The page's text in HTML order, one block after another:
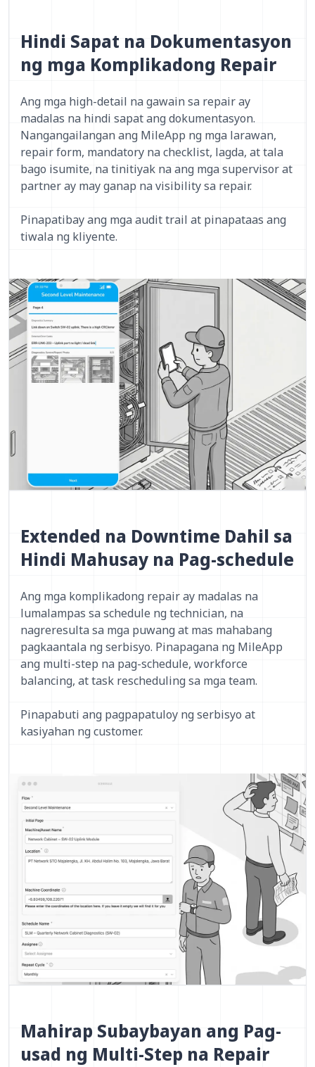
Hindi Sapat na Dokumentasyon
ng mga Komplikadong Repair
Ang mga high-detail na gawain sa repair ay
madalas na hindi sapat ang dokumentasyon.
Nangangailangan ang MileApp ng mga larawan,
repair form, mandatory na checklist, lagda, at tala
bago isumite, na tinitiyak na ang mga supervisor at
partner ay may ganap na visibility sa repair.
Pinapatibay ang mga audit trail at pinapataas ang
tiwala ng kliyente.
Extended na Downtime Dahil sa
Hindi Mahusay na Pag-schedule
Ang mga komplikadong repair ay madalas na
lumalampas sa schedule ng technician, na
nagreresulta sa mga puwang at mas mahabang
pagkaantala ng serbisyo. Pinapagana ng MileApp
ang multi-step na pag-schedule, workforce
balancing, at task rescheduling sa mga team.
Pinapabuti ang pagpapatuloy ng serbisyo at
kasiyahan ng customer.
Mahirap Subaybayan ang Pag-
usad ng Multi-Step na Repair